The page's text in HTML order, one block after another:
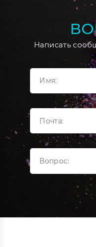
Написать